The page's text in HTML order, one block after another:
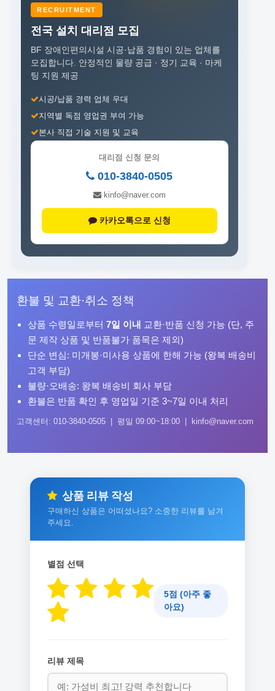
RECRUITMENT
전국 설치 대리점 모집
BF 장애인편의시설 시공·납품 경험이 있는 업체를
모집합니다. 안정적인 물량 공급 · 정기 교육 · 마케
팅 지원 제공
시공/납품 경력 업체 우대
지역별 독점 영업권 부여 가능
본사 직접 기술 지원 및 교육
대리점 신청 문의
010-3840-0505
kinfo@naver.com
카카오톡으로 신청
환불 및 교환·취소 정책
상품 수령일로부터 7일 이내 교환·반품 신청 가능 (단, 주
문 제작 상품 및 반품불가 품목은 제외)
단순 변심: 미개봉·미사용 상품에 한해 가능 (왕복 배송비
고객 부담)
불량·오배송: 왕복 배송비 회사 부담
환불은 반품 확인 후 영업일 기준 3~7일 이내 처리
고객센터: 010-3840-0505 | 평일 09:00~18:00 | kinfo@naver.com
상품 리뷰 작성
구매하신 상품은 어떠셨나요? 소중한 리뷰를 남겨
주세요.
별점 선택
5점 (아주 좋
아요)
리뷰 제목